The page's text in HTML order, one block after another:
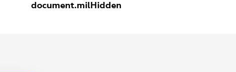
document.milHidden